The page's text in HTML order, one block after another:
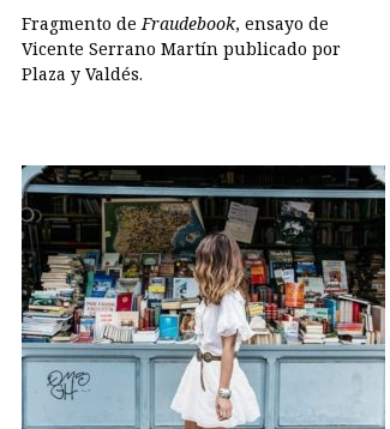
Fragmento deFraudebook, ensayo de
Vicente Serrano Martín publicado por
Plaza y Valdés.